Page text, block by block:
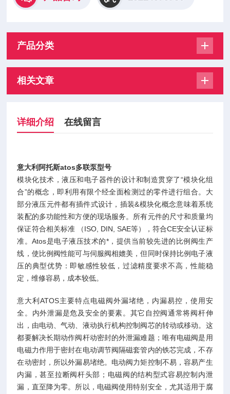
产品分类
相关文章
详细介绍 在线留言
意大利阿托斯atos多联泵型号
模块化技术，液压和电子器件的设计和制造贯穿了“模块化组
合”的概念，即利用有限个经全面检测过的零件进行组合。大
部分液压元件都有插件式设计，插装&模块化概念意味着系统
装配的多功能性和方便的现场服务。所有元件的尺寸和质量均
保证符合相关标准 （ISO, DIN, SAE等），符合CE安全认证标
准。Atos是电子液压技术的*，提供当前较先进的比例阀生产
线，使比例阀性能可与伺服阀相媲美，但同时保持比例电子液
压的典型优势：即敏感性较低，过滤精度要求不高，性能稳
定，维修容易，成本较低。
意大利ATOS主要特点电磁阀外漏堵绝，内漏易控，使用安
全。内外泄漏是危及安全的要素。其它自控阀通常将阀杆伸
出，由电动、气动、液动执行机构控制阀芯的转动或移动。这
都要解决长期动作阀杆动密封的外泄漏难题；唯有电磁阀是用
电磁力作用于密封在电动调节阀隔磁套管内的铁芯完成，不存
在动密封，所以外漏易堵绝。电动阀力矩控制不易，容易产生
内漏，甚至拉断阀杆头部；电磁阀的结构型式容易控制内泄
漏，直至降为零。所以，电磁阀使用特别安全，尤其适用于腐